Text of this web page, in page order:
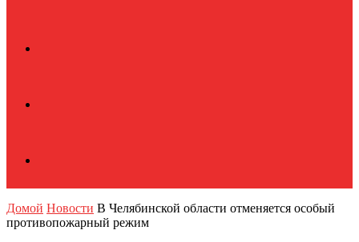
Домой Новости В Челябинской области отменяется особый
противопожарный режим